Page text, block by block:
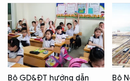
Bộ GD&ĐT hướng dẫn
Bộ